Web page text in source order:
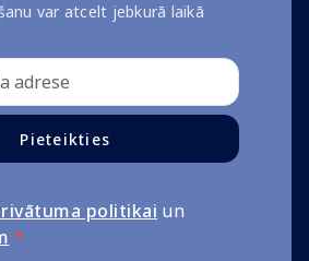
var atcelt jebkurā laikā
Pieteikties
politikai un
*